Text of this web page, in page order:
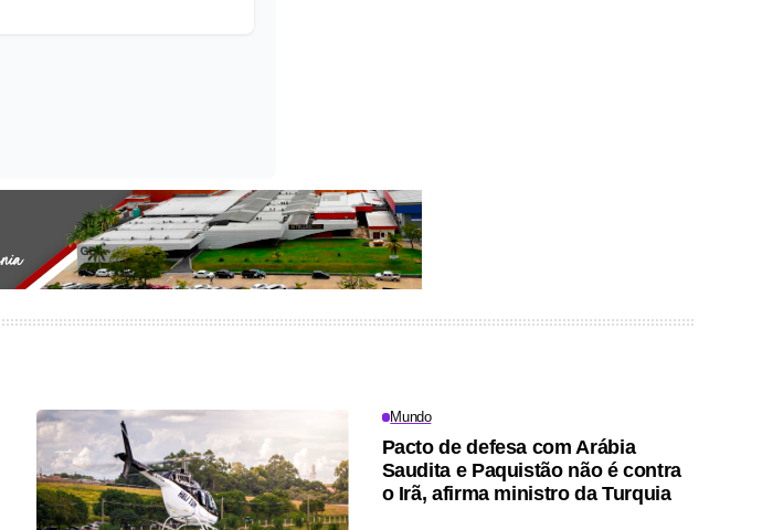
Mundo
Pacto de defesa com Arábia
Saudita e Paquistão não é contra
o Irã, afirma ministro da Turquia